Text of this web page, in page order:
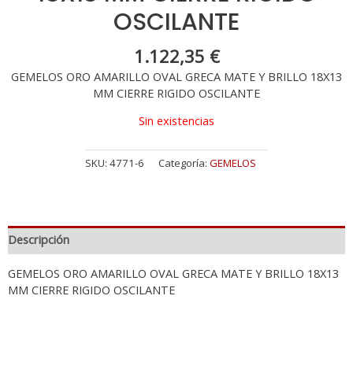
OSCILANTE
1.122,35 €
GEMELOS ORO AMARILLO OVAL GRECA MATE Y BRILLO 18X13
MM CIERRE RIGIDO OSCILANTE
Sin existencias
SKU: 4771-6 Categoría: GEMELOS
Descripción
GEMELOS ORO AMARILLO OVAL GRECA MATE Y BRILLO 18X13
MM CIERRE RIGIDO OSCILANTE